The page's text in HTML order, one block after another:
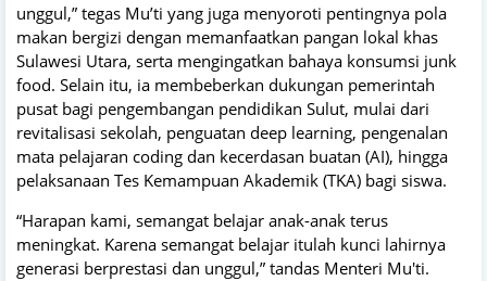
unggul,” tegas Mu’ti yang juga menyoroti pentingnya pola
makan bergizi dengan memanfaatkan pangan lokal khas
Sulawesi Utara, serta mengingatkan bahaya konsumsi junk
food. Selain itu, ia membeberkan dukungan pemerintah
pusat bagi pengembangan pendidikan Sulut, mulai dari
revitalisasi sekolah, penguatan deep learning, pengenalan
mata pelajaran coding dan kecerdasan buatan (AI), hingga
pelaksanaan Tes Kemampuan Akademik (TKA) bagi siswa.
“Harapan kami, semangat belajar anak-anak terus
meningkat. Karena semangat belajar itulah kunci lahirnya
generasi berprestasi dan unggul,” tandas Menteri Mu'ti.